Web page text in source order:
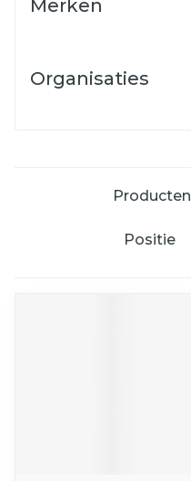
Merken
Organisaties
Producten
Sorteer op: